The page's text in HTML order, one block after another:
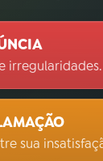
irregularidades.
sua